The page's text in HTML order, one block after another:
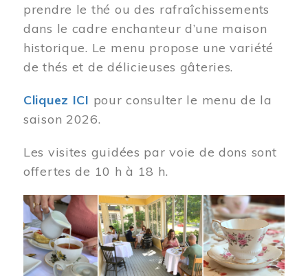
prendre le thé ou des rafraîchissements
dans le cadre enchanteur d’une maison
historique. Le menu propose une variété
de thés et de délicieuses gâteries.
Cliquez ICI pour consulter le menu de la
saison 2026.
Les visites guidées par voie de dons sont
offertes de 10 h à 18 h.
Image